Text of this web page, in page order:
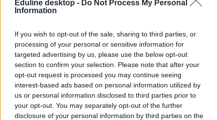
Eduline desktop - Do Not Process My Personal
Information
If you wish to opt-out of the sale, sharing to third parties, or
processing of your personal or sensitive information for
targeted advertising by us, please use the below opt-out
section to confirm your selection. Please note that after your
opt-out request is processed you may continue seeing
interest-based ads based on personal information utilized by
us or personal information disclosed to third parties prior to
your opt-out. You may separately opt-out of the further
disclosure of your personal information by third parties on the
keresztféléves felvételi
minimumponthatár
minimumponthatárok
minimumponthatár 2022
keresztféléves felvételi 2022